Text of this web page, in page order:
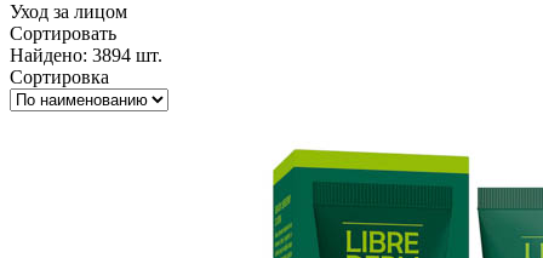
Уход за лицом
Сортировать
Найдено: 3894 шт.
Сортировка